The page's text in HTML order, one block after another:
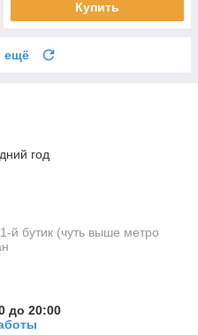
Купить
ещё
год
й бутик (чуть выше метро
до 20:00